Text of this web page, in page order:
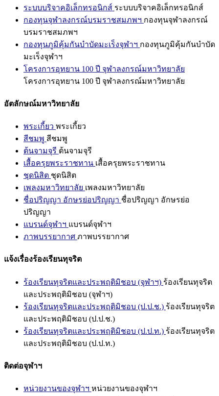
ระบบบริจาคอิเล็กทรอนิกส์ ระบบบริจาคอิเล็กทรอนิกส์
กองทุนจุฬาลงกรณ์บรมราชสมภพฯ กองทุนจุฬาลงกรณ์
บรมราชสมภพฯ
กองทุนภูมิคุ้มกันบำบัดมะเร็งจุฬาฯ กองทุนภูมิคุ้มกันบำบัด
มะเร็งจุฬาฯ
โครงการอุทยาน 100 ปี จุฬาลงกรณ์มหาวิทยาลัย
โครงการอุทยาน 100 ปี จุฬาลงกรณ์มหาวิทยาลัย
อัตลักษณ์มหาวิทยาลัย
พระเกี้ยว พระเกี้ยว
สีชมพู สีชมพู
ต้นจามจุรี ต้นจามจุรี
เสื้อครุยพระราชทาน เสื้อครุยพระราชทาน
ชุดนิสิต ชุดนิสิต
เพลงมหาวิทยาลัย เพลงมหาวิทยาลัย
ชื่อปริญญา อักษรย่อปริญญา ชื่อปริญญา อักษรย่อ
ปริญญา
แบรนด์จุฬาฯ แบรนด์จุฬาฯ
ภาพบรรยากาศ ภาพบรรยากาศ
แจ้งเรื่องร้องเรียนทุจริต
ร้องเรียนทุจริตและประพฤติมิชอบ (จุฬาฯ) ร้องเรียนทุจริต
และประพฤติมิชอบ (จุฬาฯ)
ร้องเรียนทุจริตและประพฤติมิชอบ (ป.ป.ช.) ร้องเรียนทุจริต
และประพฤติมิชอบ (ป.ป.ช.)
ร้องเรียนทุจริตและประพฤติมิชอบ (ป.ป.ท.) ร้องเรียนทุจริต
และประพฤติมิชอบ (ป.ป.ท.)
ติดต่อจุฬาฯ
หน่วยงานของจุฬาฯ หน่วยงานของจุฬาฯ